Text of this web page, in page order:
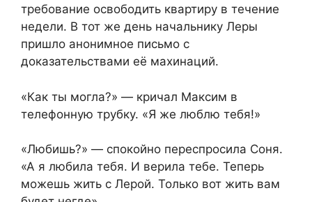
требование освободить квартиру в течение
недели. В тот же день начальнику Леры
пришло анонимное письмо с
доказательствами её махинаций.
«Как ты могла?» — кричал Максим в
телефонную трубку. «Я же люблю тебя!»
«Любишь?» — спокойно переспросила Соня.
«А я любила тебя. И верила тебе. Теперь
можешь жить с Лерой. Только вот жить вам